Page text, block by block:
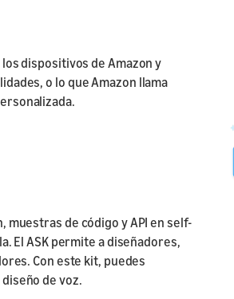
dispositivos de Amazon y
o lo que Amazon llama
muestras de código y API en self-
El ASK permite a diseñadores,
Con este kit, puedes
de voz.